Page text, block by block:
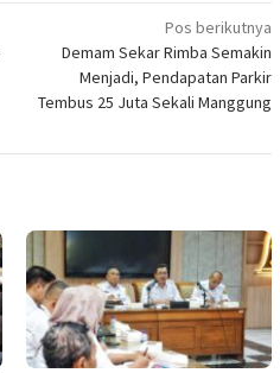
Pos berikutnya
Demam Sekar Rimba Semakin
Menjadi, Pendapatan Parkir
Tembus 25 Juta Sekali Manggung